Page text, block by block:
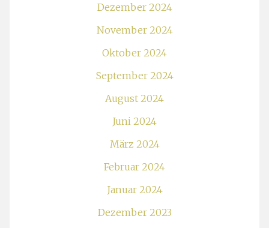
Dezember 2024
November 2024
Oktober 2024
September 2024
August 2024
Juni 2024
März 2024
Februar 2024
Januar 2024
Dezember 2023